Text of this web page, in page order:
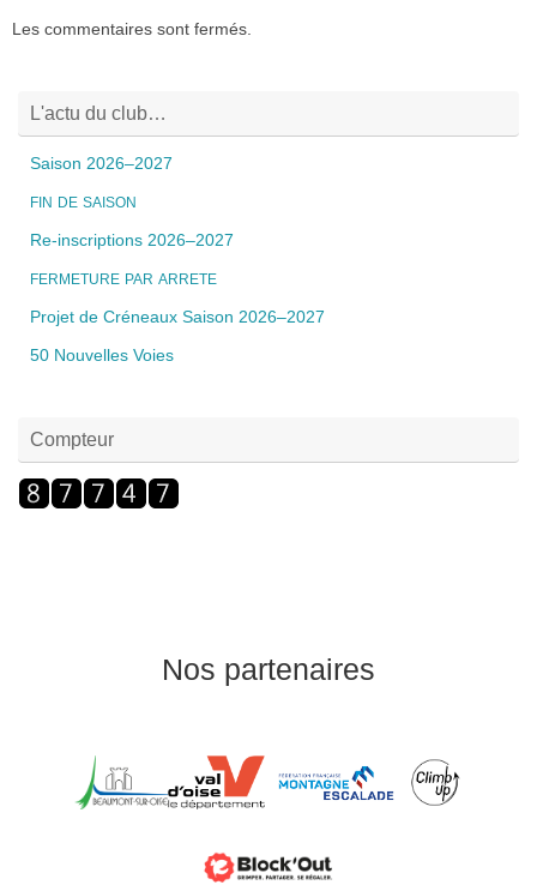
Les commentaires sont fermés.
L'actu du club…
Saison 2026–2027
FIN DE SAISON
Re-inscriptions 2026–2027
FERMETURE PAR ARRETE
Projet de Créneaux Saison 2026–2027
50 Nouvelles Voies
Compteur
Nos partenaires